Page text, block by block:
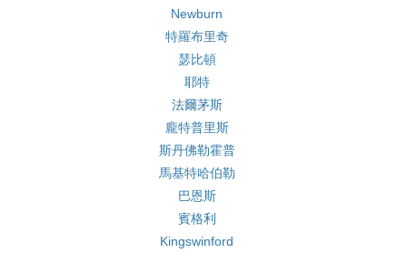
Newburn
特羅布里奇
瑟比頓
耶特
法爾茅斯
龐特普里斯
斯丹佛勒霍普
馬基特哈伯勒
巴恩斯
賓格利
Kingswinford